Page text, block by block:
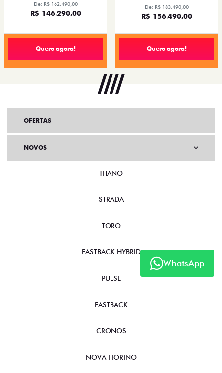
De: R$ 162.490,00
R$ 146.290,00
Quero agora!
De: R$ 183.490,00
R$ 156.490,00
Quero agora!
WhatsApp
OFERTAS
NOVOS
TITANO
STRADA
TORO
FASTBACK HYBRID
PULSE
FASTBACK
CRONOS
NOVA FIORINO